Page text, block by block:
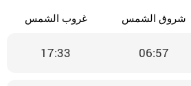
شروق الشمس غروب الشمس
06:57
17:33